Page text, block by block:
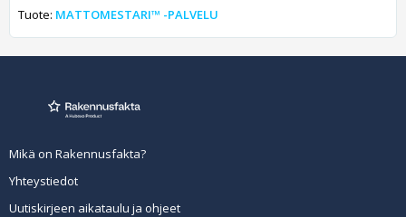
Tuote: MATTOMESTARI™ -PALVELU
Mikä on Rakennusfakta?
Yhteystiedot
Uutiskirjeen aikataulu ja ohjeet